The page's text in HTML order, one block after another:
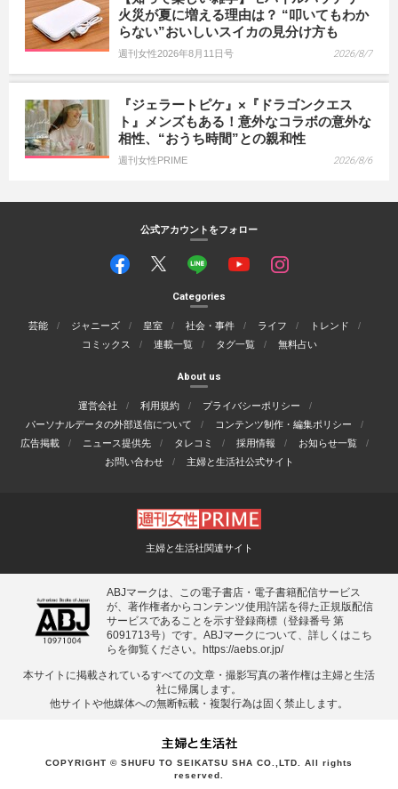
火災が夏に増える理由は？ “叩いてもわか
らない”おいしいスイカの見分け方も
週刊女性2026年8月11日号 2026/8/7
『ジェラートピケ』×『ドラゴンクエス
ト』メンズもある！意外なコラボの意外な
相性、“おうち時間”との親和性
週刊女性PRIME 2026/8/6
公式アカウントをフォロー
Categories
芸能 ジャニーズ 皇室 社会・事件 ライフ
トレンド
コミックス
連載一覧 タグ一覧 無料占い
About us
運営会社 利用規約
プライバシーポリシー
パーソナルデータの外部送信について
コンテンツ制作・編集ポリシー
広告掲載
ニュース提供先 タレコミ 採用情報
お知らせ一覧
お問い合わせ
主婦と生活社公式サイト
主婦と生活社関連サイト
ABJマークは、この電子書店・電子書籍配信サービス
が、著作権者からコンテンツ使用許諾を得た正規版配信
サービスであることを示す登録商標（登録番号 第
6091713号）です。ABJマークについて、詳しくはこち
らを御覧ください。
https://aebs.or.jp/
本サイトに掲載されているすべての⽂章・撮影写真の著作権は主婦と⽣活
社に帰属します。
他サイトや他媒体への無断転載・複製⾏為は固く禁⽌します。
COPYRIGHT © SHUFU TO SEIKATSU SHA CO.,LTD. All rights
reserved.